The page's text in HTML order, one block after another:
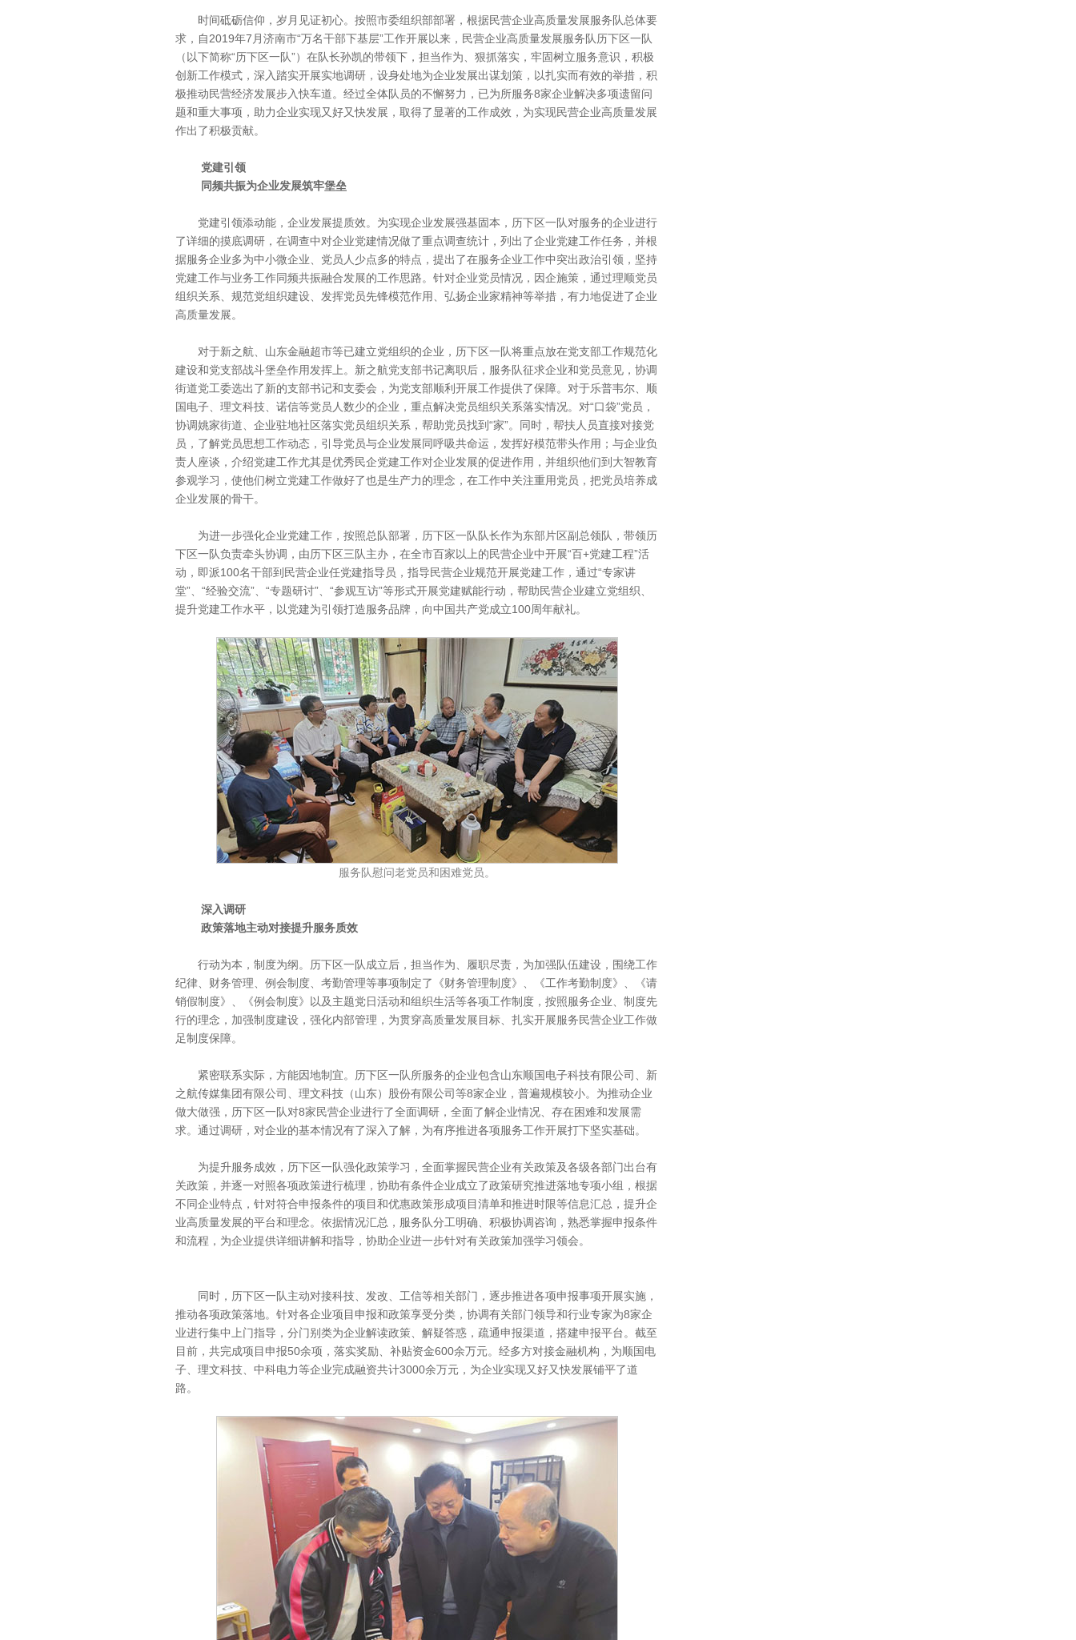
时间砥砺信仰，岁月见证初心。按照市委组织部部署，根据民营企业高质量发展服务队总体要
求，自2019年7月济南市“万名干部下基层”工作开展以来，民营企业高质量发展服务队历下区一队
（以下简称“历下区一队”）在队长孙凯的带领下，担当作为、狠抓落实，牢固树立服务意识，积极
创新工作模式，深入踏实开展实地调研，设身处地为企业发展出谋划策，以扎实而有效的举措，积
极推动民营经济发展步入快车道。经过全体队员的不懈努力，已为所服务8家企业解决多项遗留问
题和重大事项，助力企业实现又好又快发展，取得了显著的工作成效，为实现民营企业高质量发展
作出了积极贡献。
党建引领
同频共振为企业发展筑牢堡垒
党建引领添动能，企业发展提质效。为实现企业发展强基固本，历下区一队对服务的企业进行
了详细的摸底调研，在调查中对企业党建情况做了重点调查统计，列出了企业党建工作任务，并根
据服务企业多为中小微企业、党员人少点多的特点，提出了在服务企业工作中突出政治引领，坚持
党建工作与业务工作同频共振融合发展的工作思路。针对企业党员情况，因企施策，通过理顺党员
组织关系、规范党组织建设、发挥党员先锋模范作用、弘扬企业家精神等举措，有力地促进了企业
高质量发展。
对于新之航、山东金融超市等已建立党组织的企业，历下区一队将重点放在党支部工作规范化
建设和党支部战斗堡垒作用发挥上。新之航党支部书记离职后，服务队征求企业和党员意见，协调
街道党工委选出了新的支部书记和支委会，为党支部顺利开展工作提供了保障。对于乐普韦尔、顺
国电子、理文科技、诺信等党员人数少的企业，重点解决党员组织关系落实情况。对“口袋”党员，
协调姚家街道、企业驻地社区落实党员组织关系，帮助党员找到“家”。同时，帮扶人员直接对接党
员，了解党员思想工作动态，引导党员与企业发展同呼吸共命运，发挥好模范带头作用；与企业负
责人座谈，介绍党建工作尤其是优秀民企党建工作对企业发展的促进作用，并组织他们到大智教育
参观学习，使他们树立党建工作做好了也是生产力的理念，在工作中关注重用党员，把党员培养成
企业发展的骨干。
为进一步强化企业党建工作，按照总队部署，历下区一队队长作为东部片区副总领队，带领历
下区一队负责牵头协调，由历下区三队主办，在全市百家以上的民营企业中开展“百+党建工程”活
动，即派100名干部到民营企业任党建指导员，指导民营企业规范开展党建工作，通过“专家讲
堂”、“经验交流”、“专题研讨”、“参观互访”等形式开展党建赋能行动，帮助民营企业建立党组织、
提升党建工作水平，以党建为引领打造服务品牌，向中国共产党成立100周年献礼。
服务队慰问老党员和困难党员。
深入调研
政策落地主动对接提升服务质效
行动为本，制度为纲。历下区一队成立后，担当作为、履职尽责，为加强队伍建设，围绕工作
纪律、财务管理、例会制度、考勤管理等事项制定了《财务管理制度》、《工作考勤制度》、《请
销假制度》、《例会制度》以及主题党日活动和组织生活等各项工作制度，按照服务企业、制度先
行的理念，加强制度建设，强化内部管理，为贯穿高质量发展目标、扎实开展服务民营企业工作做
足制度保障。
紧密联系实际，方能因地制宜。历下区一队所服务的企业包含山东顺国电子科技有限公司、新
之航传媒集团有限公司、理文科技（山东）股份有限公司等8家企业，普遍规模较小。为推动企业
做大做强，历下区一队对8家民营企业进行了全面调研，全面了解企业情况、存在困难和发展需
求。通过调研，对企业的基本情况有了深入了解，为有序推进各项服务工作开展打下坚实基础。
为提升服务成效，历下区一队强化政策学习，全面掌握民营企业有关政策及各级各部门出台有
关政策，并逐一对照各项政策进行梳理，协助有条件企业成立了政策研究推进落地专项小组，根据
不同企业特点，针对符合申报条件的项目和优惠政策形成项目清单和推进时限等信息汇总，提升企
业高质量发展的平台和理念。依据情况汇总，服务队分工明确、积极协调咨询，熟悉掌握申报条件
和流程，为企业提供详细讲解和指导，协助企业进一步针对有关政策加强学习领会。
同时，历下区一队主动对接科技、发改、工信等相关部门，逐步推进各项申报事项开展实施，
推动各项政策落地。针对各企业项目申报和政策享受分类，协调有关部门领导和行业专家为8家企
业进行集中上门指导，分门别类为企业解读政策、解疑答惑，疏通申报渠道，搭建申报平台。截至
目前，共完成项目申报50余项，落实奖励、补贴资金600余万元。经多方对接金融机构，为顺国电
子、理文科技、中科电力等企业完成融资共计3000余万元，为企业实现又好又快发展铺平了道
路。